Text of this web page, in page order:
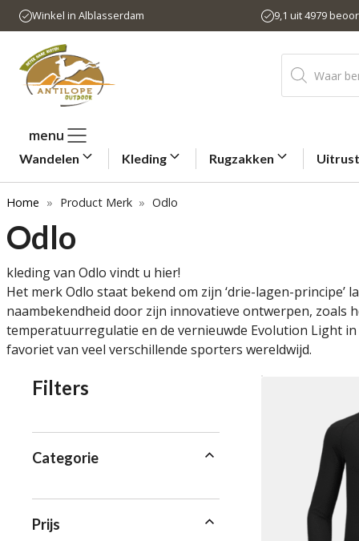
naar
inhoud
Winkel in Alblasserdam 9,1 uit 4979
Producten
zoeken
menu
Wandelen Kleding Rugzakken
Home » Product Merk » Odlo
Odlo
kleding van Odlo vindt u hier!
Het merk Odlo staat bekend om zijn ‘drie-lagen-
naambekendheid door zijn innovatieve ontwerpen, zoals
temperatuurregulatie en de vernieuwde Evolution Light
favoriet van veel verschillende sporters wereldwijd.
Filters
Categorie
Prijs